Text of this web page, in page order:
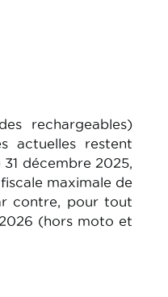
rechargeables)
actuelles restent
décembre 2025,
maximale de
contre, pour tout
(hors moto et